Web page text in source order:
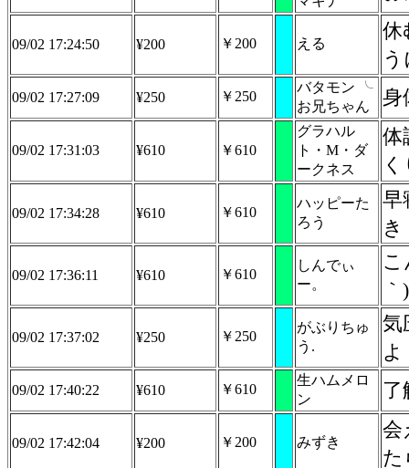
09/02 17:24:50 ¥200 ￥200 える
休
09/02 17:27:09 ¥250 ￥250
バタモン ╰
お兄ちゃん
身
09/02 17:31:03 ¥610 ￥610
グラハル
ト・M・ダ
ークネス
体
09/02 17:34:28 ¥610 ￥610
ハッピーた
ろう
早
09/02 17:36:11 ¥610 ￥610
しんでぃ
ー。
こ
｀)
09/02 17:37:02 ¥250 ￥250
がぶりちゅ
う.
気
09/02 17:40:22 ¥610 ￥610
生ハムメロ
ン
09/02 17:42:04 ¥200 ￥200 みずき
会
た